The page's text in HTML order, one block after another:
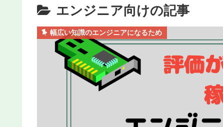
エンジニア向けの記事
幅広い知識のエンジニアになるため